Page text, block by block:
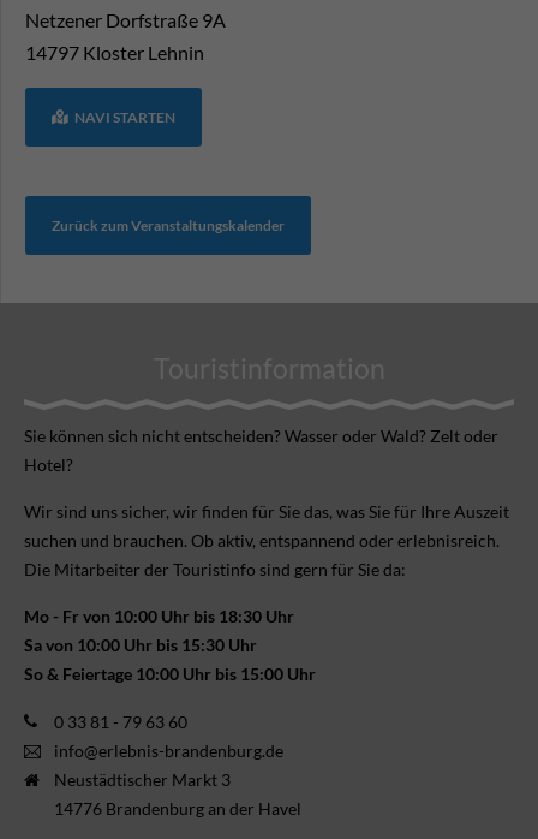
Netzener Dorfstraße 9A
14797 Kloster Lehnin
NAVI STARTEN
Zurück zum Veranstaltungskalender
Touristinformation
Sie können sich nicht ent­scheiden? Wasser oder Wald? Zelt oder
Hotel?
Wir sind uns sicher, wir finden für Sie das, was Sie für Ihre Aus­zeit
suchen und brauchen. Ob aktiv, ent­spannend oder erlebnis­reich.
Die Mitarbeiter der Touristinfo sind gern für Sie da:
Mo - Fr von 10:00 Uhr bis 18:30 Uhr
Sa von 10:00 Uhr bis 15:30 Uhr
So & Feiertage 10:00 Uhr bis 15:00 Uhr
0 33 81 - 79 63 60
info@erlebnis-brandenburg.de
Neustädtischer Markt 3
14776 Brandenburg an der Havel